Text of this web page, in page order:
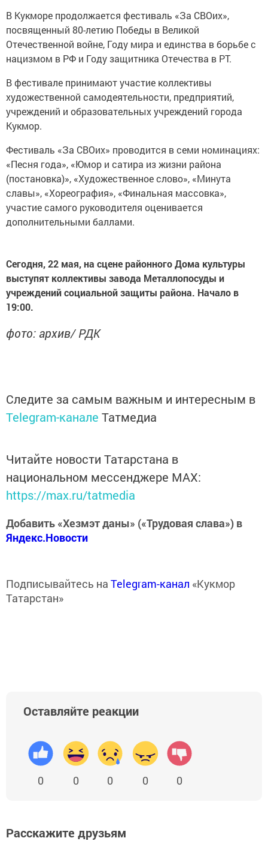
В Кукморе продолжается фестиваль «За СВОих»,
посвященный 80-летию Победы в Великой
Отечественной войне, Году мира и единства в борьбе с
нацизмом в РФ и Году защитника Отечества в РТ.
В фестивале принимают участие коллективы
художественной самодеятельности, предприятий,
учреждений и образовательных учреждений города
Кукмор.
Фестиваль «За СВОих» проводится в семи номинациях:
«Песня года», «Юмор и сатира из жизни района
(постановка)», «Художественное слово», «Минута
славы», «Хореография», «Финальная массовка»,
участие самого руководителя оценивается
дополнительными баллами.
Сегодня, 22 мая, на сцене районного Дома культуры
выступят коллективы завода Металлопосуды и
учреждений социальной защиты района. Начало в
19:00.
фото: архив/ РДК
Следите за самым важным и интересным в
Telegram-канале Татмедиа
Читайте новости Татарстана в
национальном мессенджере MАХ:
https://max.ru/tatmedia
Добавить «Хезмэт даны» («Трудовая слава») в
Яндекс.Новости
Подписывайтесь на Telegram-канал «Кукмор
Татарстан»
Оставляйте реакции
0 0 0 0 0
Расскажите друзьям